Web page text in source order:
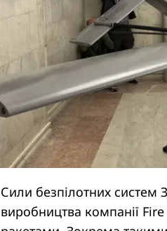
Сили безпілотних систем
виробництва компанії